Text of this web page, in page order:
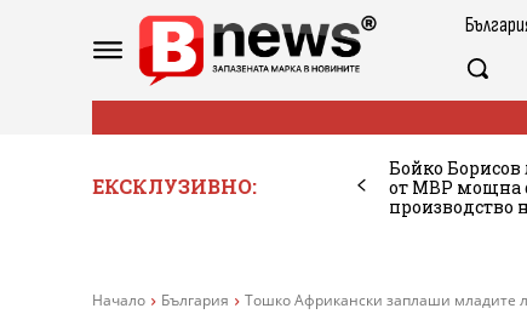
ЕКСКЛУЗИВНО:
Бойко Борисов
от МВР мощна
производство
Начало България Тошко Африкански заплаши младите